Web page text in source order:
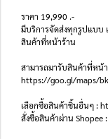
ราคา 19,990 .-
มีบริการจัดส่งทุกรูปแบบ
สินค้าที่หน้าร้าน
สามารถมารับสินค้าที่หน้
https://goo.gl/maps/
เลือกซื้อสินค้าชิ้นอื่นๆ :
สั่งซื้อสินค้าผ่าน